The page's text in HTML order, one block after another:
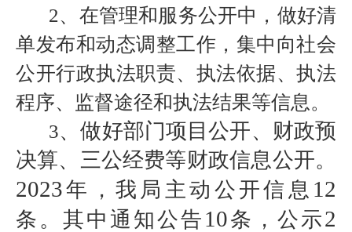
2、在管理和服务公开中，做好清
单发布和动态调整工作，集中向社会
公开行政执法职责、执法依据、执法
程序、监督途径和执法结果等信息。
3、做好部门项目公开、财政预
决算、三公经费等财政信息公开。
2023年，我局主动公开信息 12
条。其中通知公告 10条，公示2